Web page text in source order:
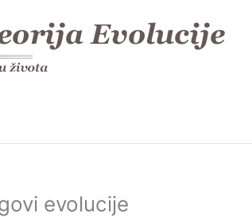
evolucije